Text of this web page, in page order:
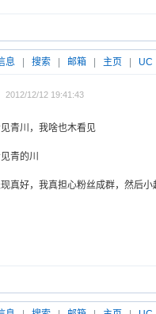
息 搜索 邮箱 主页 UC
2012/12/12 19:41:43
青川，我啥也木看见
青的川
真好，我真担心粉丝成群，然后